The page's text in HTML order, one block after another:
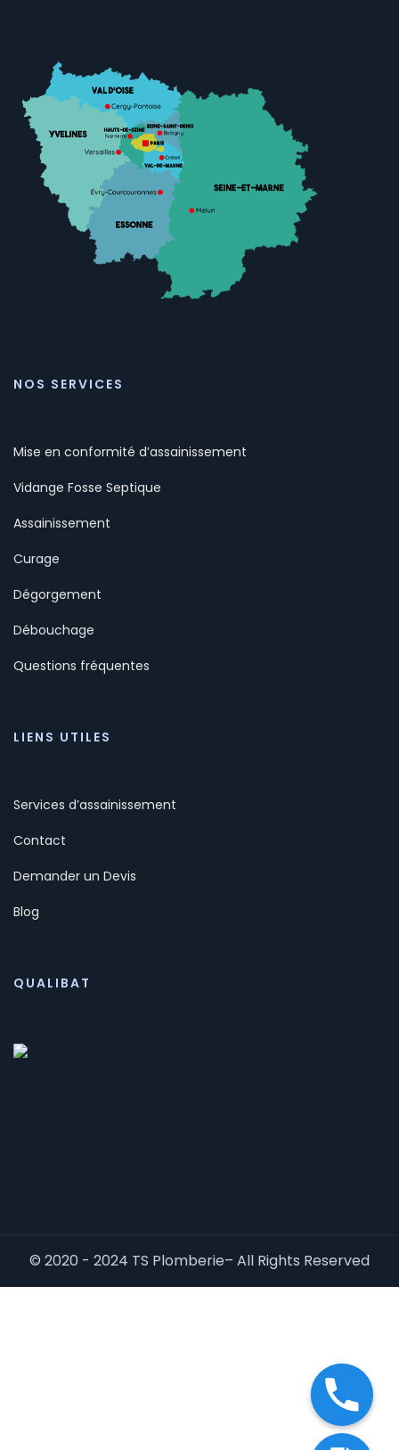
NOS SERVICES
Mise en conformité d’assainissement
Vidange Fosse Septique
Assainissement
Curage
Dégorgement
Débouchage
Questions fréquentes
LIENS UTILES
Services d’assainissement
Contact
Demander un Devis
Blog
QUALIBAT
© 2020 - 2024 TS Plomberie– All Rights Reserved